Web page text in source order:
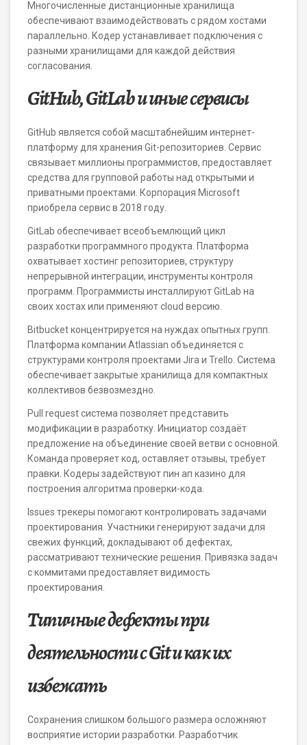
Многочисленные дистанционные хранилища
обеспечивают взаимодействовать с рядом хостами
параллельно. Кодер устанавливает подключения с
разными хранилищами для каждой действия
согласования.
GitHub, GitLab и иные сервисы
GitHub является собой масштабнейшим интернет-
платформу для хранения Git-репозиториев. Сервис
связывает миллионы программистов, предоставляет
средства для групповой работы над открытыми и
приватными проектами. Корпорация Microsoft
приобрела сервис в 2018 году.
GitLab обеспечивает всеобъемлющий цикл
разработки программного продукта. Платформа
охватывает хостинг репозиториев, структуру
непрерывной интеграции, инструменты контроля
программ. Программисты инсталлируют GitLab на
своих хостах или применяют cloud версию.
Bitbucket концентрируется на нуждах опытных групп.
Платформа компании Atlassian объединяется с
структурами контроля проектами Jira и Trello. Система
обеспечивает закрытые хранилища для компактных
коллективов безвозмездно.
Pull request система позволяет представить
модификации в разработку. Инициатор создаёт
предложение на объединение своей ветви с основной.
Команда проверяет код, оставляет отзывы, требует
правки. Кодеры задействуют пин ап казино для
построения алгоритма проверки-кода.
Issues трекеры помогают контролировать задачами
проектирования. Участники генерируют задачи для
свежих функций, докладывают об дефектах,
рассматривают технические решения. Привязка задач
с коммитами предоставляет видимость
проектирования.
Типичные дефекты при
деятельности с Git и как их
избежать
Сохранения слишком большого размера осложняют
восприятие истории разработки. Разработчик